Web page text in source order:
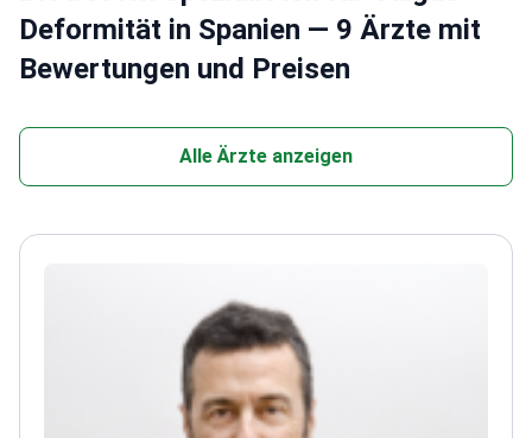
Deformität in Spanien — 9 Ärzte mit
Bewertungen und Preisen
Alle Ärzte anzeigen